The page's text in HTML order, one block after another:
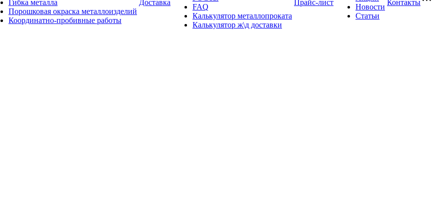
Гибка металла
Порошковая окраска металлоизделий
Координатно-пробивные работы
Доставка
FAQ
Калькулятор металлопроката
Калькулятор ж\д доставки
Прайс-лист
Новости
Статьи
Контакты